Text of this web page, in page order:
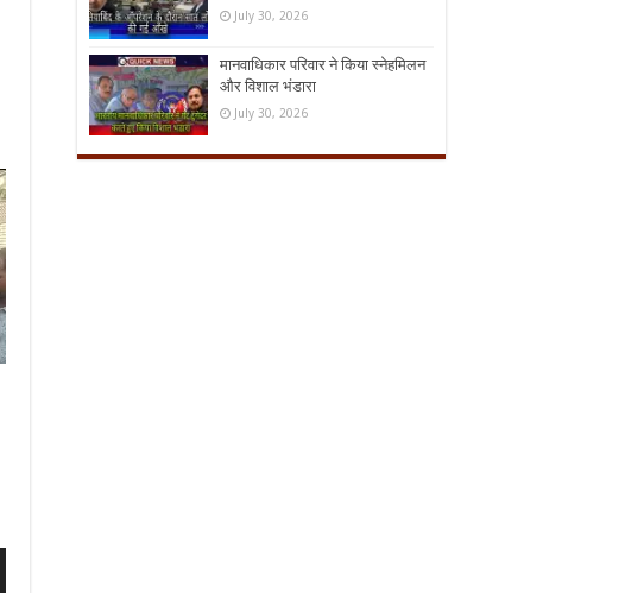
July 30, 2026
मानवाधिकार परिवार ने किया स्नेहमिलन
और विशाल भंडारा
July 30, 2026